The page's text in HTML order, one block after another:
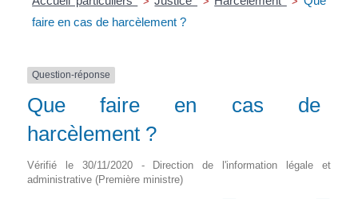
faire en cas de harcèlement ?
Question-réponse
Que faire en cas de
harcèlement ?
Vérifié le 30/11/2020 - Direction de l'information légale et
administrative (Première ministre)